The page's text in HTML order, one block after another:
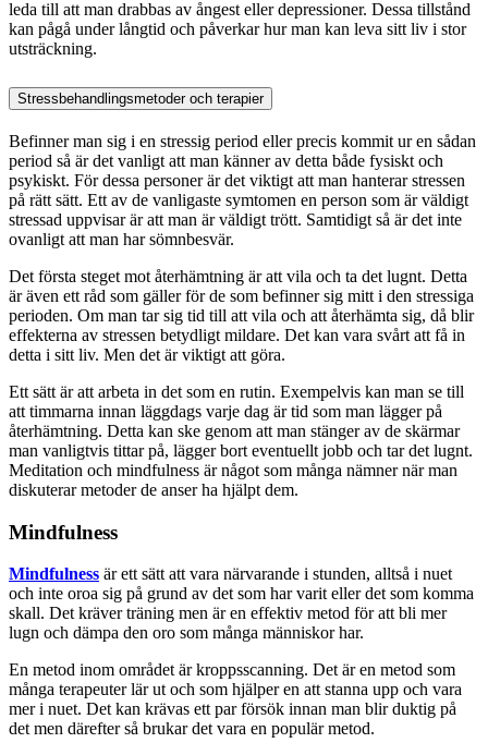
leda till att man drabbas av ångest eller depressioner. Dessa tillstånd
kan pågå under långtid och påverkar hur man kan leva sitt liv i stor
utsträckning.
Stressbehandlingsmetoder och terapier
Befinner man sig i en stressig period eller precis kommit ur en sådan
period så är det vanligt att man känner av detta både fysiskt och
psykiskt. För dessa personer är det viktigt att man hanterar stressen
på rätt sätt. Ett av de vanligaste symtomen en person som är väldigt
stressad uppvisar är att man är väldigt trött. Samtidigt så är det inte
ovanligt att man har sömnbesvär.
Det första steget mot återhämtning är att vila och ta det lugnt. Detta
är även ett råd som gäller för de som befinner sig mitt i den stressiga
perioden. Om man tar sig tid till att vila och att återhämta sig, då blir
effekterna av stressen betydligt mildare. Det kan vara svårt att få in
detta i sitt liv. Men det är viktigt att göra.
Ett sätt är att arbeta in det som en rutin. Exempelvis kan man se till
att timmarna innan läggdags varje dag är tid som man lägger på
återhämtning. Detta kan ske genom att man stänger av de skärmar
man vanligtvis tittar på, lägger bort eventuellt jobb och tar det lugnt.
Meditation och mindfulness är något som många nämner när man
diskuterar metoder de anser ha hjälpt dem.
Mindfulness
Mindfulness är ett sätt att vara närvarande i stunden, alltså i nuet
och inte oroa sig på grund av det som har varit eller det som komma
skall. Det kräver träning men är en effektiv metod för att bli mer
lugn och dämpa den oro som många människor har.
En metod inom området är kroppsscanning. Det är en metod som
många terapeuter lär ut och som hjälper en att stanna upp och vara
mer i nuet. Det kan krävas ett par försök innan man blir duktig på
det men därefter så brukar det vara en populär metod.